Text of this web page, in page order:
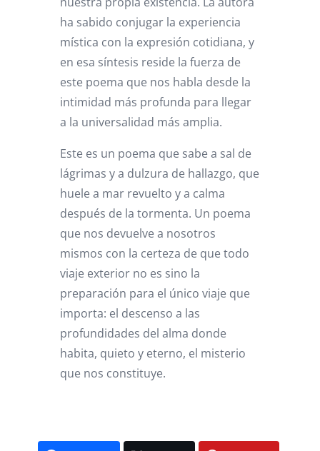
ha sabido conjugar la experiencia
mística con la expresión cotidiana, y
en esa síntesis reside la fuerza de
este poema que nos habla desde la
intimidad más profunda para llegar
a la universalidad más amplia.
Este es un poema que sabe a sal de
lágrimas y a dulzura de hallazgo, que
huele a mar revuelto y a calma
después de la tormenta. Un poema
que nos devuelve a nosotros
mismos con la certeza de que todo
viaje exterior no es sino la
preparación para el único viaje que
importa: el descenso a las
profundidades del alma donde
habita, quieto y eterno, el misterio
que nos constituye.